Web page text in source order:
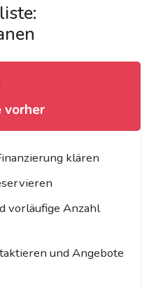
vorher
klären
vorläufige Anzahl
und Angebote